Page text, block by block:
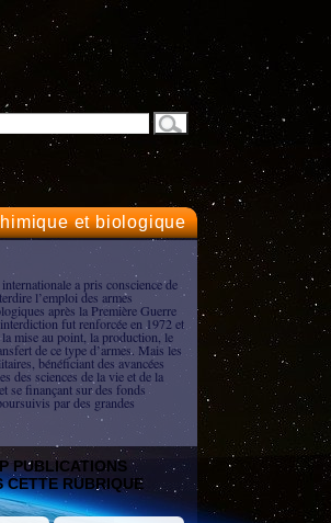
et biologique
a pris conscience de
l’emploi des armes
après la Première Guerre
fut renforcée en 1972 et
mise au point, la production, le
de ce type d’armes. Mais les
bénéficiant des avancées
des sciences de la vie et de la
se finançant sur des fonds
par des grandes
PUBLICATIONS
CETTE RUBRIQUE